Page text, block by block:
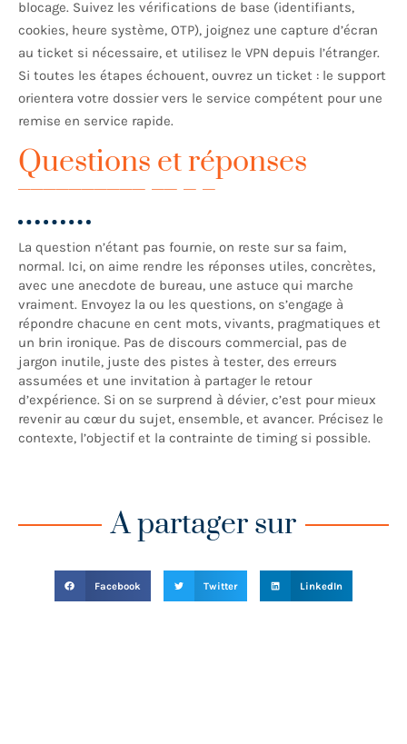
blocage. Suivez les vérifications de base (identifiants,
cookies, heure système, OTP), joignez une capture d’écran
au ticket si nécessaire, et utilisez le VPN depuis l’étranger.
Si toutes les étapes échouent, ouvrez un ticket : le support
orientera votre dossier vers le service compétent pour une
remise en service rapide.
Questions et réponses
La question n’étant pas fournie, on reste sur sa faim,
normal. Ici, on aime rendre les réponses utiles, concrètes,
avec une anecdote de bureau, une astuce qui marche
vraiment. Envoyez la ou les questions, on s’engage à
répondre chacune en cent mots, vivants, pragmatiques et
un brin ironique. Pas de discours commercial, pas de
jargon inutile, juste des pistes à tester, des erreurs
assumées et une invitation à partager le retour
d’expérience. Si on se surprend à dévier, c’est pour mieux
revenir au cœur du sujet, ensemble, et avancer. Précisez le
contexte, l’objectif et la contrainte de timing si possible.
A partager sur
Facebook Twitter LinkedIn